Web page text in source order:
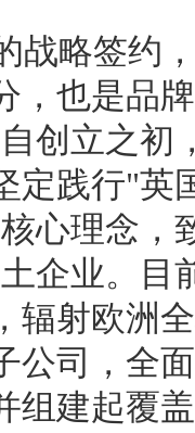
战略签约
，也是品
创立之初
定践行"英
心理念，
企业。目
辐射欧洲
公司，全
组建起覆